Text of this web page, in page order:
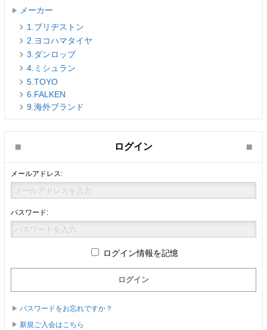
メーカー
1.ブリヂストン
2.ヨコハマタイヤ
3.ダンロップ
4.ミシュラン
5.TOYO
6.FALKEN
9.海外ブランド
ログイン
メールアドレス:
パスワード:
ログイン情報を記憶
パスワードをお忘れですか？
新規ご入会はこちら